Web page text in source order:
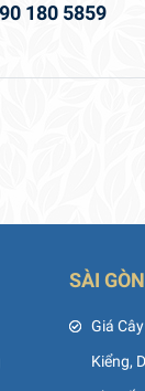
180 5859
SÀI
Giá
Kiểng,